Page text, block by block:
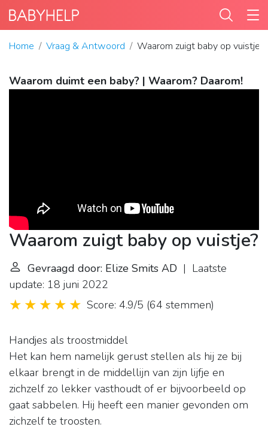
Home Vraag & Antwoord Waarom zuigt baby op vuistje?
Waarom duimt een baby? | Waarom? Daarom!
Waarom zuigt baby op vuistje?
Gevraagd door: Elize Smits AD | Laatste
update: 18 juni 2022
Score: 4.9/5 (64 stemmen)
Handjes als troostmiddel
Het kan hem namelijk gerust stellen als hij ze bij
elkaar brengt in de middellijn van zijn lijfje en
zichzelf zo lekker vasthoudt of er bijvoorbeeld op
gaat sabbelen. Hij heeft een manier gevonden om
zichzelf te troosten.